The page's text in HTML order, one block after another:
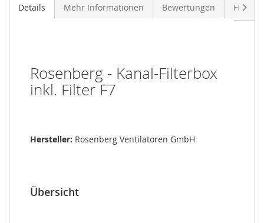
Details Mehr Informationen Bewertungen
Rosenberg - Kanal-Filterbox
inkl. Filter F7
Hersteller: Rosenberg Ventilatoren GmbH
Übersicht